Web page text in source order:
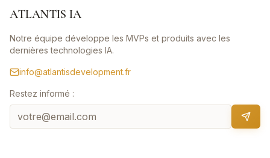
ATLANTIS IA
Notre équipe développe les MVPs et produits avec les
dernières technologies IA.
info@atlantisdevelopment.fr
Restez informé :